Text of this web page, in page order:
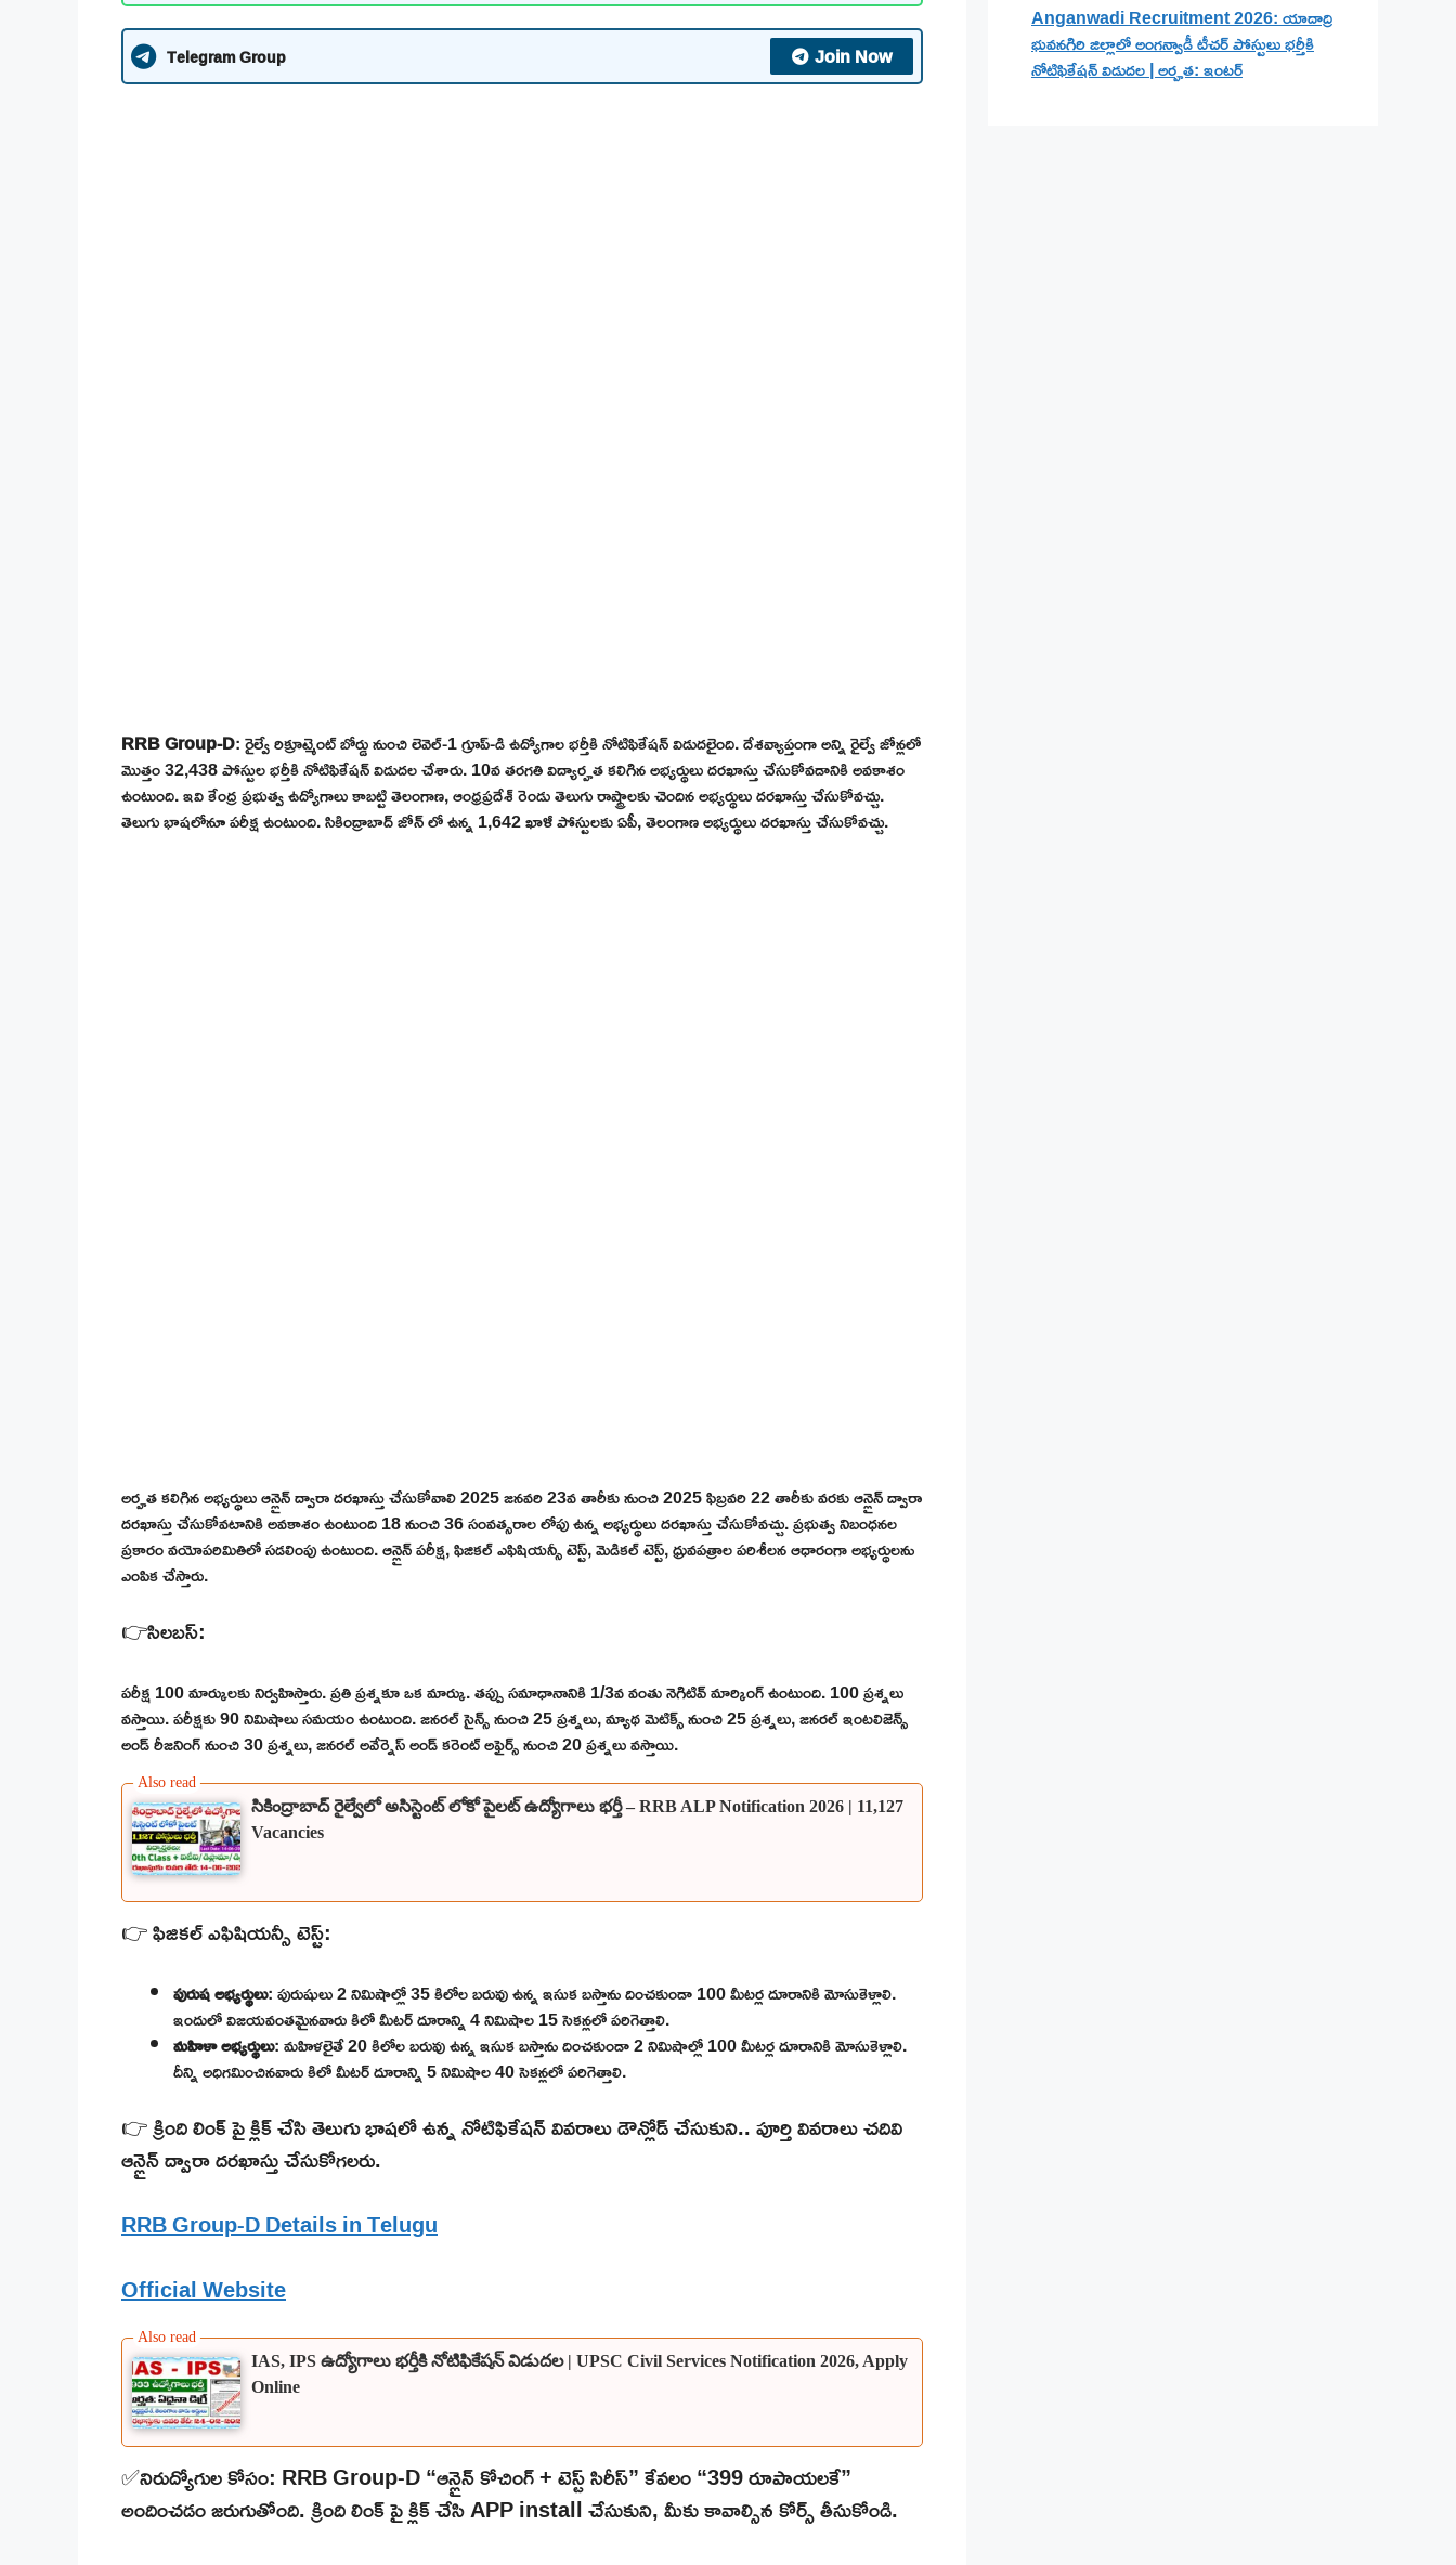
Telegram Group Join Now
RRB Group-D: రైల్వే రిక్రూట్మెంట్ బోర్డు నుంచి లెవెల్-1 గ్రూప్-డి ఉద్యోగాల భర్తీకి నోటిఫికేషన్ విడుదలైంది. దేశవ్యాప్తంగా అన్ని రైల్వే జోన్లలో
మొత్తం 32,438 పోస్టుల భర్తీకి నోటిఫికేషన్ విడుదల చేశారు. 10వ తరగతి విద్యార్హత కలిగిన అభ్యర్థులు దరఖాస్తు చేసుకోవడానికి అవకాశం
ఉంటుంది. ఇవి కేంద్ర ప్రభుత్వ ఉద్యోగాలు కాబట్టి తెలంగాణ, ఆంధ్రప్రదేశ్ రెండు తెలుగు రాష్ట్రాలకు చెందిన అభ్యర్థులు దరఖాస్తు చేసుకోవచ్చు.
తెలుగు భాషలోనూ పరీక్ష ఉంటుంది. సికింద్రాబాద్ జోన్ లో ఉన్న 1,642 ఖాళీ పోస్టులకు ఏపీ, తెలంగాణ అభ్యర్థులు దరఖాస్తు చేసుకోవచ్చు.
అర్హత కలిగిన అభ్యర్థులు ఆన్లైన్ ద్వారా దరఖాస్తు చేసుకోవాలి 2025 జనవరి 23వ తారీకు నుంచి 2025 ఫిబ్రవరి 22 తారీకు వరకు ఆన్లైన్ ద్వారా
దరఖాస్తు చేసుకోవటానికి అవకాశం ఉంటుంది 18 నుంచి 36 సంవత్సరాల లోపు ఉన్న అభ్యర్థులు దరఖాస్తు చేసుకోవచ్చు. ప్రభుత్వ నిబంధనల
ప్రకారం వయోపరిమితిలో సడలింపు ఉంటుంది. ఆన్లైన్ పరీక్ష, ఫిజికల్ ఎఫిషియన్సీ టెస్ట్, మెడికల్ టెస్ట్, ధ్రువపత్రాల పరిశీలన ఆధారంగా అభ్యర్థులను
ఎంపిక చేస్తారు.
👉సిలబస్:
పరీక్ష 100 మార్కులకు నిర్వహిస్తారు. ప్రతి ప్రశ్నకూ ఒక మార్కు. తప్పు సమాధానానికి 1/3వ వంతు నెగిటివ్ మార్కింగ్ ఉంటుంది. 100 ప్రశ్నలు
వస్తాయి. పరీక్షకు 90 నిమిషాలు సమయం ఉంటుంది. జనరల్ సైన్స్ నుంచి 25 ప్రశ్నలు, మ్యాథ మెటిక్స్ నుంచి 25 ప్రశ్నలు, జనరల్ ఇంటలిజెన్స్
అండ్ రీజనింగ్ నుంచి 30 ప్రశ్నలు, జనరల్ అవేర్నెస్ అండ్ కరెంట్ అఫైర్స్ నుంచి 20 ప్రశ్నలు వస్తాయి.
సికింద్రాబాద్ రైల్వేలో అసిస్టెంట్ లోకో పైలట్ ఉద్యోగాలు భర్తీ – RRB ALP Notification 2026 | 11,127
Vacancies
👉 ఫిజికల్ ఎఫిషియన్సీ టెస్ట్:
పురుష అభ్యర్థులు: పురుషులు 2 నిమిషాల్లో 35 కిలోల బరువు ఉన్న ఇసుక బస్తాను దించకుండా 100 మీటర్ల దూరానికి మోసుకెళ్లాలి.
ఇందులో విజయవంతమైనవారు కిలో మీటర్ దూరాన్ని 4 నిమిషాల 15 సెకన్లలో పరిగెత్తాలి.
మహిళా అభ్యర్థులు: మహిళలైతే 20 కిలోల బరువు ఉన్న ఇసుక బస్తాను దించకుండా 2 నిమిషాల్లో 100 మీటర్ల దూరానికి మోసుకెళ్లాలి.
దీన్ని అధిగమించినవారు కిలో మీటర్ దూరాన్ని 5 నిమిషాల 40 సెకన్లలో పరిగెత్తాలి.
👉 క్రింది లింక్ పై క్లిక్ చేసి తెలుగు భాషలో ఉన్న నోటిఫికేషన్ వివరాలు డౌన్లోడ్ చేసుకుని.. పూర్తి వివరాలు చదివి
ఆన్లైన్ ద్వారా దరఖాస్తు చేసుకోగలరు.
RRB Group-D Details in Telugu
Official Website
IAS, IPS ఉద్యోగాలు భర్తీకి నోటిఫికేషన్ విడుదల | UPSC Civil Services Notification 2026, Apply
Online
✅నిరుద్యోగుల కోసం: RRB Group-D “ఆన్లైన్ కోచింగ్ + టెస్ట్ సిరీస్” కేవలం “399 రూపాయలకే”
అందించడం జరుగుతోంది. క్రింది లింక్ పై క్లిక్ చేసి APP install చేసుకుని, మీకు కావాల్సిన కోర్స్ తీసుకోండి.
Anganwadi Recruitment 2026: యాదాద్రి
భువనగిరి జిల్లాలో అంగన్వాడీ టీచర్ పోస్టులు భర్తీకి
నోటిఫికేషన్ విడుదల | అర్హత: ఇంటర్